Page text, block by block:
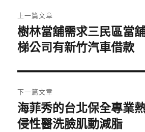
章
導
覽
上一篇文章
上
一
文
章:
樹林當舖需求三民區當
梯公司有新竹汽車借款
下一篇文章
下
一
海菲秀的台北保全專業
侵性醫洗臉肌動減脂